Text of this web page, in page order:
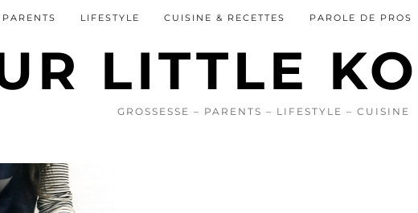
GROSSESSE – PARENTS – LIFESTYLE – CUISINE
PARENTS LIFESTYLE CUISINE & RECETTES PAROLE DE PROS